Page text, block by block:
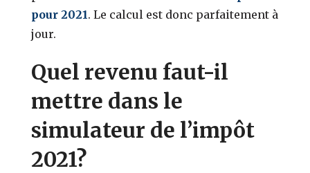
pour 2021. Le calcul est donc parfaitement à
jour.
Quel revenu faut-il
mettre dans le
simulateur de l’impôt
2021?